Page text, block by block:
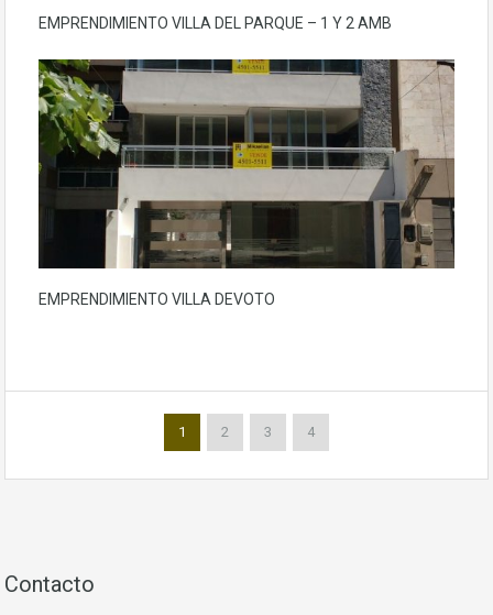
EMPRENDIMIENTO VILLA DEL PARQUE – 1 Y 2 AMB
EMPRENDIMIENTO VILLA DEVOTO
1 2 3 4
Contacto